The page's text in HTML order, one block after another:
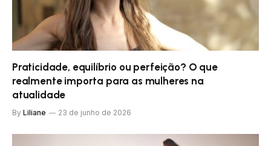
Praticidade, equilíbrio ou perfeição? O que
realmente importa para as mulheres na
atualidade
By Liliane 23 de junho de 2026